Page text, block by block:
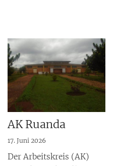
AK Ruanda
17. Juni 2026
Der Arbeitskreis (AK)